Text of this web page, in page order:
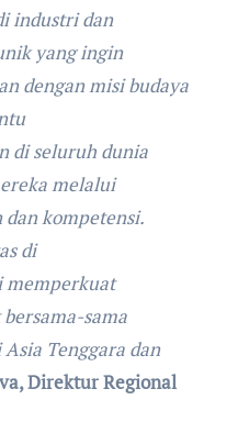
industri dan
yang ingin
dengan misi budaya
di seluruh dunia
melalui
kompetensi.
di
memperkuat
sama
Tenggara dan
Direktur Regional